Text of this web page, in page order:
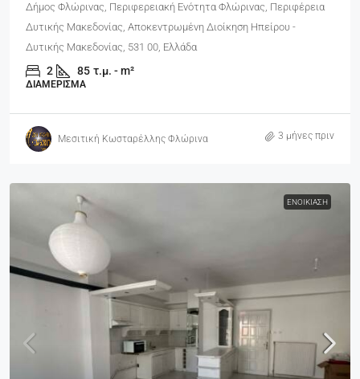
Δήμος Φλώρινας, Περιφερειακή Ενότητα Φλώρινας, Περιφέρεια
Δυτικής Μακεδονίας, Αποκεντρωμένη Διοίκηση Ηπείρου -
Δυτικής Μακεδονίας, 531 00, Ελλάδα
2 85 τ.μ. - m²
ΔΙΑΜΈΡΙΣΜΑ
Μεσιτική Κωσταρέλλης Φλώρινα 3 μήνες πριν
ΕΝΟΙΚΊΑΣΗ